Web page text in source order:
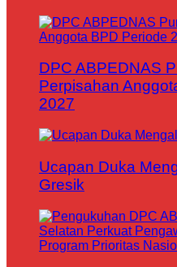
DPC ABPEDNAS
Perpisahan
2027
Ucapan Duka
Gresik